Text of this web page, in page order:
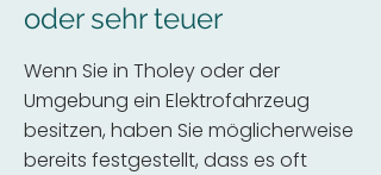
oder sehr teuer
Wenn Sie in Tholey oder der
Umgebung ein Elektrofahrzeug
besitzen, haben Sie möglicherweise
bereits festgestellt, dass es oft